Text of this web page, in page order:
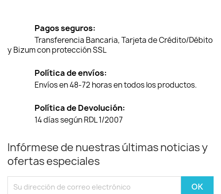
Pagos seguros:
Transferencia Bancaria, Tarjeta de Crédito/Débito
y Bizum con protección SSL
Política de envíos:
Envíos en 48-72 horas en todos los productos.
Política de Devolución:
14 días según RDL 1/2007
Infórmese de nuestras últimas noticias y
ofertas especiales